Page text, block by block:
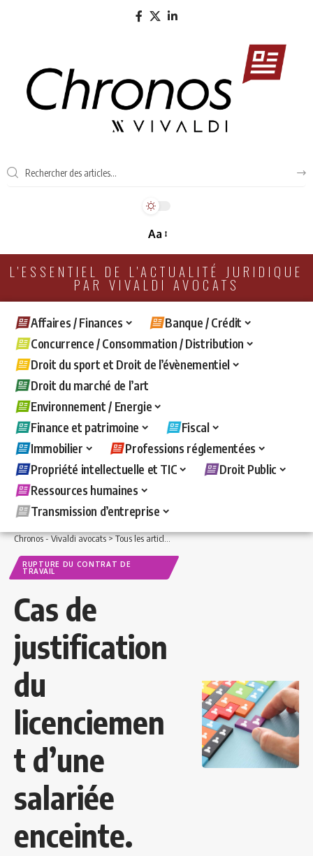
Aa
L'ESSENTIEL DE L'ACTUALITÉ JURIDIQUE
PAR VIVALDI AVOCATS
Affaires / Finances
Banque / Crédit
Concurrence / Consommation / Distribution
Droit du sport et Droit de l’évènementiel
Droit du marché de l’art
Environnement / Energie
Finance et patrimoine
Fiscal
Immobilier
Professions réglementées
Propriété intellectuelle et TIC
Droit Public
Ressources humaines
Transmission d’entreprise
Chronos - Vivaldi avocats>Tous les articles >Ressources humaines>Rupture
RUPTURE DU CONTRAT DE
TRAVAIL
Cas de
justification
du
licenciemen
t d’une
salariée
enceinte.